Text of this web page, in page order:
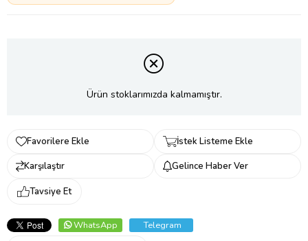
Ürün stoklarımızda kalmamıştır.
Favorilere Ekle
İstek Listeme Ekle
Karşılaştır
Gelince Haber Ver
Tavsiye Et
WhatsApp
Telegram